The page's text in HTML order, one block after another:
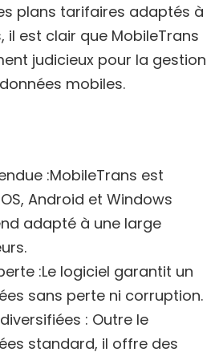
plans tarifaires adaptés à
il est clair que MobileTrans
judicieux pour la gestion
mobiles.
:MobileTrans est
Android et Windows
adapté à une large
:Le logiciel garantit un
sans perte ni corruption.
: Outre le
standard, il offre des